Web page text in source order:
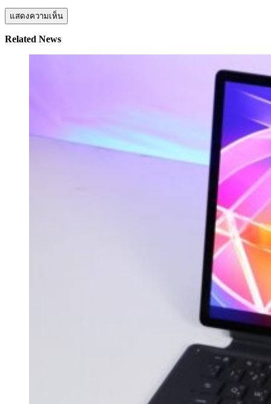
Related News